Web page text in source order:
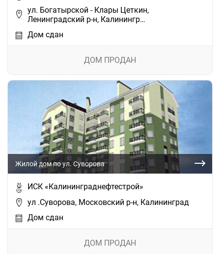
ул. Богатырской - Клары Цеткин,
Ленинградский р-н, Калинингр…
Дом сдан
ДОМ ПРОДАН
Жилой дом по ул. Суворова
ИСК «Калининграднефтестрой»
ул .Суворова, Московский р-н, Калининград
Дом сдан
ДОМ ПРОДАН